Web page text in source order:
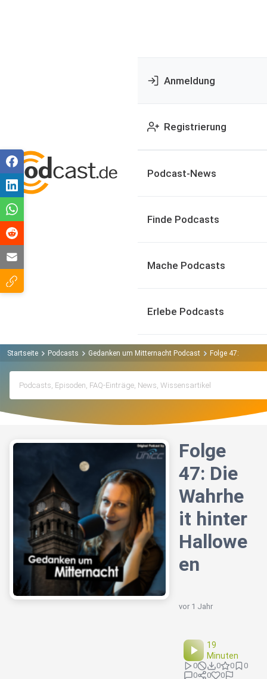
Anmeldung
Registrierung
Podcast-News
Finde Podcasts
Mache Podcasts
Erlebe Podcasts
Startseite Podcasts Gedanken um Mitternacht Podcast Folge 47: Die
Folge
47: Die
Wahrhe
it hinter
Hallowe
en
vor 1 Jahr
19
Minuten
0 0 0
0
0
0 0